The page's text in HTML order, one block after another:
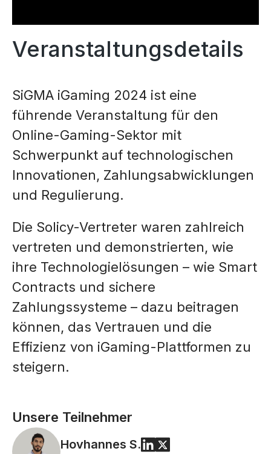
Veranstaltungsdetails
SiGMA iGaming 2024 ist eine
führende Veranstaltung für den
Online-Gaming-Sektor mit
Schwerpunkt auf technologischen
Innovationen, Zahlungsabwicklungen
und Regulierung.
Die Solicy-Vertreter waren zahlreich
vertreten und demonstrierten, wie
ihre Technologielösungen – wie Smart
Contracts und sichere
Zahlungssysteme – dazu beitragen
können, das Vertrauen und die
Effizienz von iGaming-Plattformen zu
steigern.
Unsere Teilnehmer
Hovhannes S.